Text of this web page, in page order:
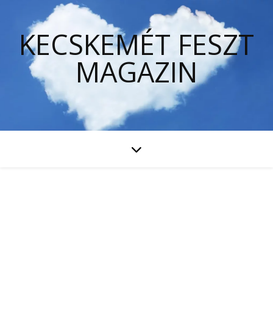
KECSKEMÉT FESZT
MAGAZIN